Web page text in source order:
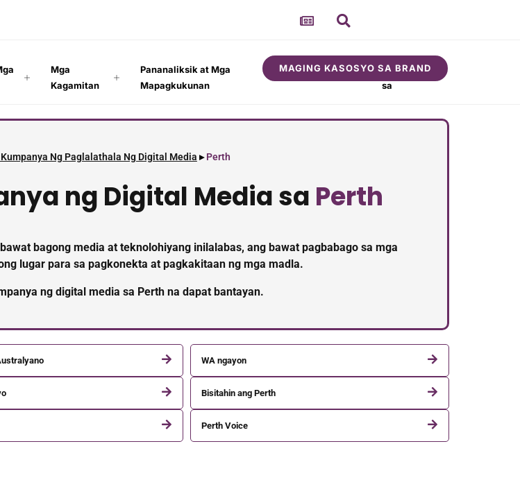
Mga
Kagamitan
Pananaliksik at Mga
Mapagkukunan
Tungkol
sa
MAGING KASOSYO SA BRAND
Ng Paglalathala Ng Digital Media ▸Perth
ng Digital Media sa Perth
bagong media at teknolohiyang inilalabas, ang bawat pagbabago sa mga
lugar para sa pagkonekta at pagkakitaan ng mga madla.
ng digital media sa Perth na dapat bantayan.
WA ngayon
Bisitahin ang Perth
Perth Voice